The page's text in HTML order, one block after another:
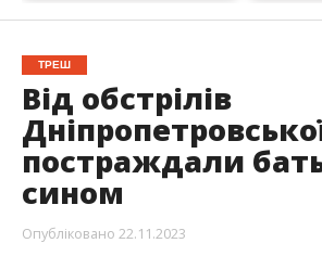
ТРЕШ
Від обстрілів
постраждали
сином
Опубліковано 22.11.2023